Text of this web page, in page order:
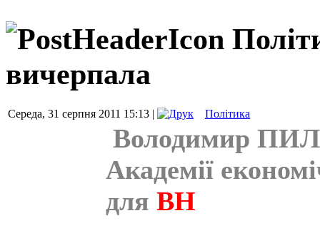
вичерпала
Середа, 31 серпня 2011 15:13 | Політика
Володимир
Академії
для ВН